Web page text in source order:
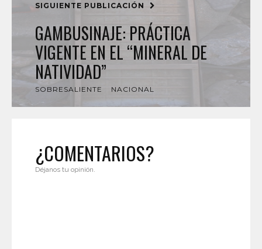
SIGUIENTE PUBLICACIÓN
GAMBUSINAJE: PRÁCTICA
VIGENTE EN EL “MINERAL DE
NATIVIDAD”
SOBRESALIENTE NACIONAL
¿COMENTARIOS?
Déjanos tu opinión.